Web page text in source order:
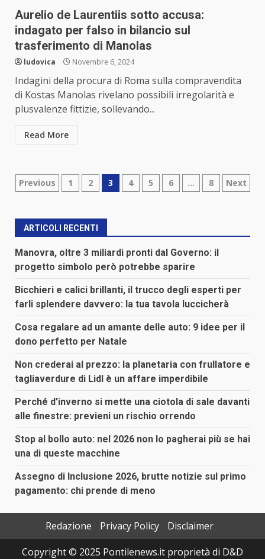
Aurelio de Laurentiis sotto accusa:
indagato per falso in bilancio sul
trasferimento di Manolas
ludovica Novembre 6, 2024
Indagini della procura di Roma sulla compravendita
di Kostas Manolas rivelano possibili irregolarità e
plusvalenze fittizie, sollevando...
Read More
Paginazione
articoli
Previous 1 2 3 4 5 6 … 8 Next
ARTICOLI RECENTI
Manovra, oltre 3 miliardi pronti dal Governo: il
progetto simbolo però potrebbe sparire
Bicchieri e calici brillanti, il trucco degli esperti per
farli splendere davvero: la tua tavola luccicherà
Cosa regalare ad un amante delle auto: 9 idee per il
dono perfetto per Natale
Non crederai al prezzo: la planetaria con frullatore e
tagliaverdure di Lidl è un affare imperdibile
Perché d’inverno si mette una ciotola di sale davanti
alle finestre: previeni un rischio orrendo
Stop al bollo auto: nel 2026 non lo pagherai più se hai
una di queste macchine
Assegno di Inclusione 2026, brutte notizie sul primo
pagamento: chi prende di meno
Redazione Privacy Policy
Disclaimer
Copyright © 2025 Pontilenews.it proprietà di D&D